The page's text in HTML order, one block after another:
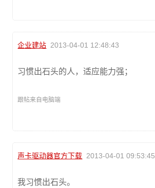
企业建站 2013-04-01 12:48:43
习惯出石头的人，适应能力强；
跟帖来自电脑端
声卡驱动器官方下载 2013-04-01 09:53:45
我习惯出石头。